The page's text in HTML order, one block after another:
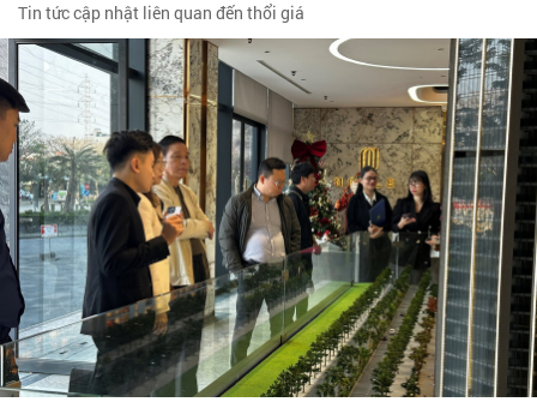
Tin tức cập nhật liên quan đến thổi giá